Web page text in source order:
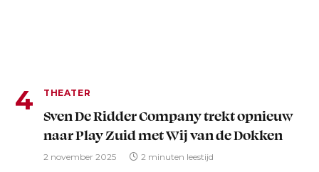
THEATER
Sven De Ridder Company trekt opnieuw
naar Play Zuid met Wij van de Dokken
2 november 2025 2 minuten leestijd